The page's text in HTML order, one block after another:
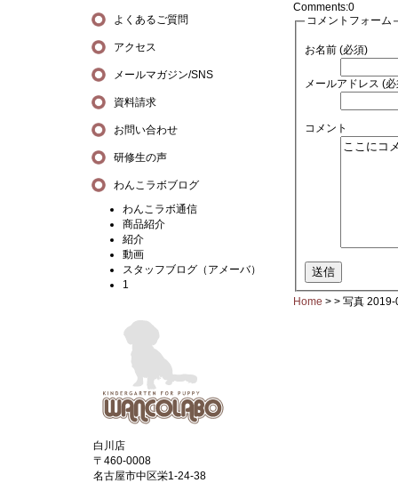
Comments:0
コメントフォーム
お名前 (必須)
メールアドレス (
コメント
Home > > 写真
よくあるご質問
アクセス
メールマガジン/SNS
資料請求
お問い合わせ
研修生の声
わんこラボブログ
わんこラボ通信
商品紹介
紹介
動画
スタッフブログ（アメーバ）
1
白川店
〒460-0008
名古屋市中区栄1-24-38